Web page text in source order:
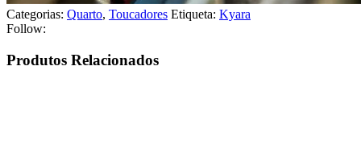
Categorias: Quarto, Toucadores Etiqueta: Kyara
Follow:
Produtos Relacionados